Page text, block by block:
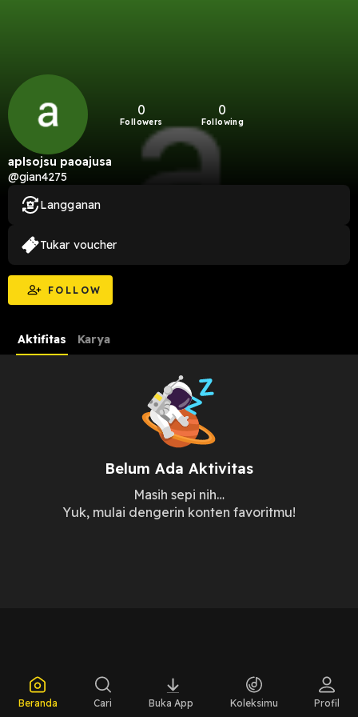
0
Followers
0
Following
aplsojsu paoajusa
@gian4275
FOLLOW
Langganan
Tukar voucher
Aktifitas Karya
Belum Ada Aktivitas
Masih sepi nih…
Yuk, mulai dengerin konten favoritmu!
Beranda Cari Buka App Koleksimu Profil